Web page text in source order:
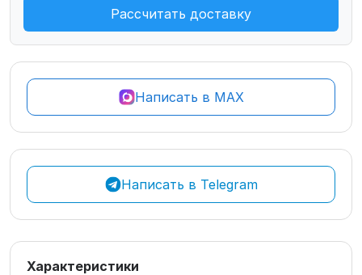
Рассчитать доставку
Написать в MAX
Написать в Telegram
Характеристики